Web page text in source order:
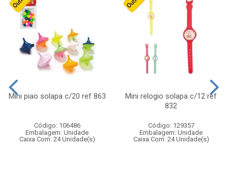
Mini piao solapa c/20 ref 863
Código: 106486
Embalagem: Unidade
Caixa Com: 24 Unidade(s)
Mini relogio solapa c/12 ref
832
Código: 129357
Embalagem: Unidade
Caixa Com: 24 Unidade(s)